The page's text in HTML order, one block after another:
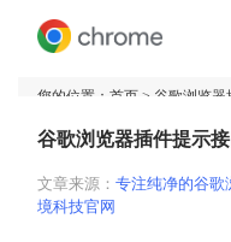
您的位置： 首页 > 谷歌浏览器
文章来源： 专注纯净的谷歌
境科技官网